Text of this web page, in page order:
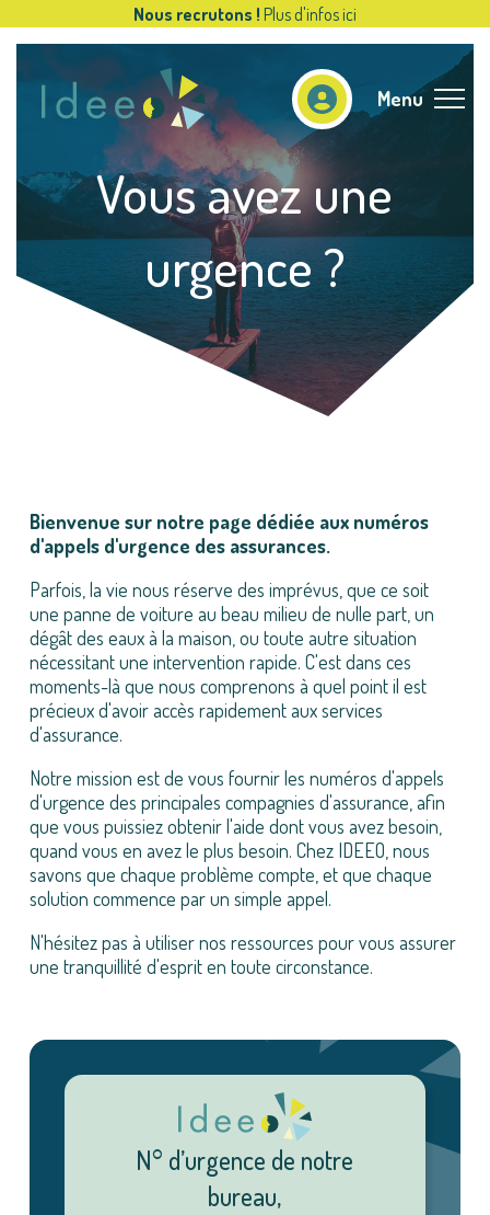
Nous recrutons ! Plus d'infos ici
Menu
Vous avez une
urgence ?
Bienvenue sur notre page dédiée aux numéros
d'appels d'urgence des assurances.
Parfois, la vie nous réserve des imprévus, que ce soit
une panne de voiture au beau milieu de nulle part, un
dégât des eaux à la maison, ou toute autre situation
nécessitant une intervention rapide. C'est dans ces
moments-là que nous comprenons à quel point il est
précieux d'avoir accès rapidement aux services
d'assurance.
Notre mission est de vous fournir les numéros d'appels
d'urgence des principales compagnies d'assurance, afin
que vous puissiez obtenir l'aide dont vous avez besoin,
quand vous en avez le plus besoin. Chez IDEEO, nous
savons que chaque problème compte, et que chaque
solution commence par un simple appel.
N'hésitez pas à utiliser nos ressources pour vous assurer
une tranquillité d'esprit en toute circonstance.
N° d’urgence de notre
bureau,